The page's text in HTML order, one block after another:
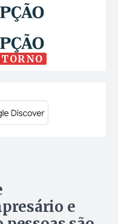
e